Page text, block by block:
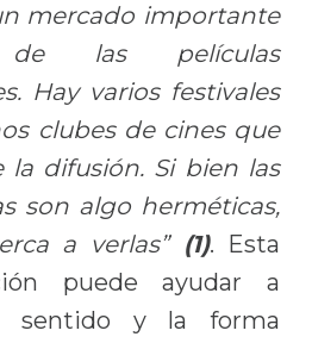
mercado importante
las películas
Hay varios festivales
clubes de cines que
la difusión. Si bien las
son algo herméticas,
a verlas” (1). Esta
puede ayudar a
sentido y la forma